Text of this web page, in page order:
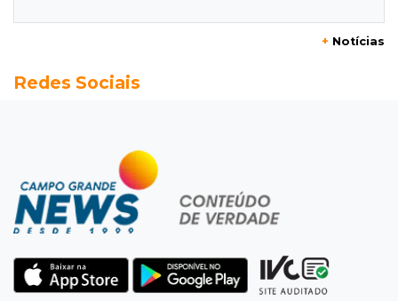
Semana vai começar com 909 novas
Flagrante
Motorista atinge carro parado, perde
retrovisor e foge no Jardim Antártica
“Sinto que ela está por perto”, diz mãe de
bebê desaparecida
+ Notícias
Redes Sociais